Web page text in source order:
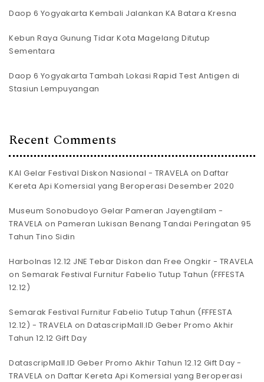
Daop 6 Yogyakarta Kembali Jalankan KA Batara Kresna
Kebun Raya Gunung Tidar Kota Magelang Ditutup
Sementara
Daop 6 Yogyakarta Tambah Lokasi Rapid Test Antigen di
Stasiun Lempuyangan
Recent Comments
KAI Gelar Festival Diskon Nasional - TRAVELA on Daftar
Kereta Api Komersial yang Beroperasi Desember 2020
Museum Sonobudoyo Gelar Pameran Jayengtilam -
TRAVELA on Pameran Lukisan Benang Tandai Peringatan 95
Tahun Tino Sidin
Harbolnas 12.12 JNE Tebar Diskon dan Free Ongkir - TRAVELA
on Semarak Festival Furnitur Fabelio Tutup Tahun (FFFESTA
12.12)
Semarak Festival Furnitur Fabelio Tutup Tahun (FFFESTA
12.12) - TRAVELA on DatascripMall.ID Geber Promo Akhir
Tahun 12.12 Gift Day
DatascripMall.ID Geber Promo Akhir Tahun 12.12 Gift Day -
TRAVELA on Daftar Kereta Api Komersial yang Beroperasi